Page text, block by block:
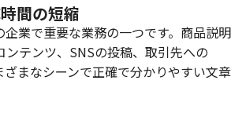
間の短縮
企業で重要な業務の一つです。 商品説明
ンテンツ、SNSの投稿、 取引先への
ざまなシーンで正確で分かりやすい文章